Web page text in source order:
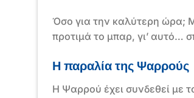
Όσο για την καλύτερη ώρα;
προτιμά το μπαρ, γι’ αυτό…
Η παραλία της Ψαρρούς
Η Ψαρρού έχει συνδεθεί με